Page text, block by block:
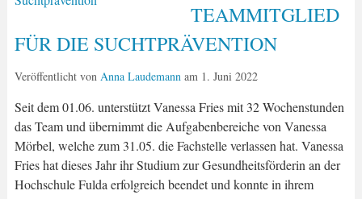
TEAMMITGLIED
FÜR DIE SUCHTPRÄVENTION
Veröffentlicht von Anna Laudemannam 1. Juni 2022
Seit dem 01.06. unterstützt Vanessa Fries mit 32 Wochenstunden
das Team und übernimmt die Aufgabenbereiche von Vanessa
Mörbel, welche zum 31.05. die Fachstelle verlassen hat. Vanessa
Fries hat dieses Jahr ihr Studium zur Gesundheitsförderin an der
Hochschule Fulda erfolgreich beendet und konnte in ihrem